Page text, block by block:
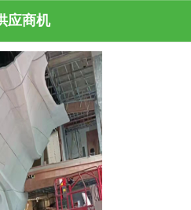
应商机